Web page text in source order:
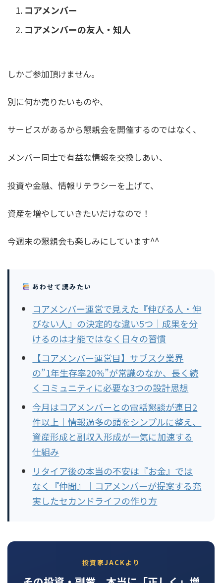
コアメンバー
コアメンバーの友人・知人
しかご参加頂けません。
別に何か売りたいものや、
サービスがあるから懇親会を開催するのではなく、
メンバー同士で有益な情報を交換しあい、
投資や金融、情報リテラシーを上げて、
資産を増やしていきたいだけなので！
今週末の懇親会も楽しみにしています^^
あわせて読みたい
コアメンバー運営で見えた『伸びる人・伸
びない人』の決定的な違い5つ｜成果を分
けるのは才能ではなく日々の習慣
【コアメンバー運営目】サブスク業界
の”1年生存率20%”が常識のなか、長く続
くコミュニティに必要な3つの設計思想
今月はコアメンバーとの電話懇談が連日2
件以上｜情報過多の頭をシンプルに整え、
資産形成と副収入形成が一気に加速する
仕組み
リタイア後の本当の不安は『お金』では
なく『仲間』｜コアメンバーが提案する充
実したセカンドライフの作り方
投資家JACKより